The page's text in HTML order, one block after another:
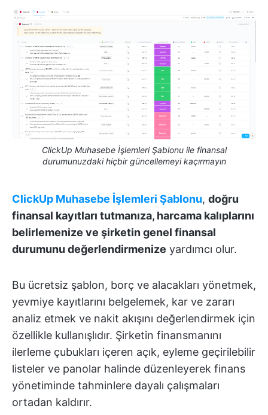
ClickUp Muhasebe İşlemleri Şablonu ile finansal
durumunuzdaki hiçbir güncellemeyi kaçırmayın
ClickUp Muhasebe İşlemleri Şablonu, doğru
finansal kayıtları tutmanıza, harcama kalıplarını
belirlemenize ve şirketin genel finansal
durumunu değerlendirmenize yardımcı olur.
Bu ücretsiz şablon, borç ve alacakları yönetmek,
yevmiye kayıtlarını belgelemek, kar ve zararı
analiz etmek ve nakit akışını değerlendirmek için
özellikle kullanışlıdır. Şirketin finansmanını
ilerleme çubukları içeren açık, eyleme geçirilebilir
listeler ve panolar halinde düzenleyerek finans
yönetiminde tahminlere dayalı çalışmaları
ortadan kaldırır.